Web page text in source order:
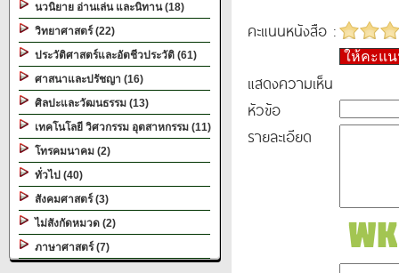
นวนิยาย อ่านเล่น และนิทาน (18)
วิทยาศาสตร์ (22)
ประวัติศาสตร์และอัตชีวประวัติ (61)
ศาสนาและปรัชญา (16)
ศิลปะและวัฒนธรรม (13)
เทคโนโลยี วิศวกรรม อุตสาหกรรม (11)
โทรคมนาคม (2)
ทั่วไป (40)
สังคมศาสตร์ (3)
ไม่สังกัดหมวด (2)
ภาษาศาสตร์ (7)
คะแนนหนังสือ :
ให้คะแ
แสดงความเห็น
หัวข้อ
รายละเอียด